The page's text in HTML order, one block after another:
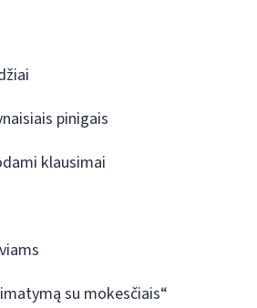
pinigais
klausimai
su mokesčiais“